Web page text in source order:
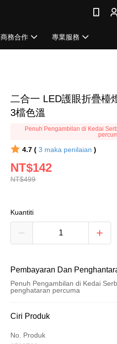
商務合作 專業服務
二合一 LED護眼折疊檯
3檔色溫
Penuh Pengambilan di Kedai
4.7 ( 3 maka penilaian )
NT$499
NT$142
Kuantiti
Pembayaran Dan
Penuh Pengambilan di Kedai
penghataran percuma
Kaedah Pembayaran
Kad Kredit (Bayaran Penuh)
Ciri Produk
No. Produk